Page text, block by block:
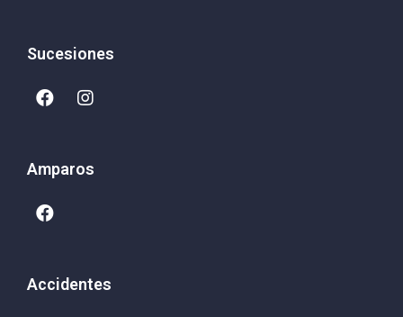
Sucesiones
Amparos
Accidentes